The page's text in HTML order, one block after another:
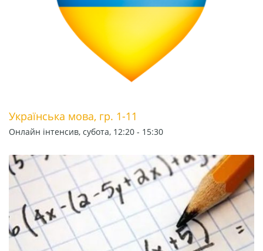
Українська мова, гр. 1-11
Онлайн інтенсив, субота, 12:20 - 15:30